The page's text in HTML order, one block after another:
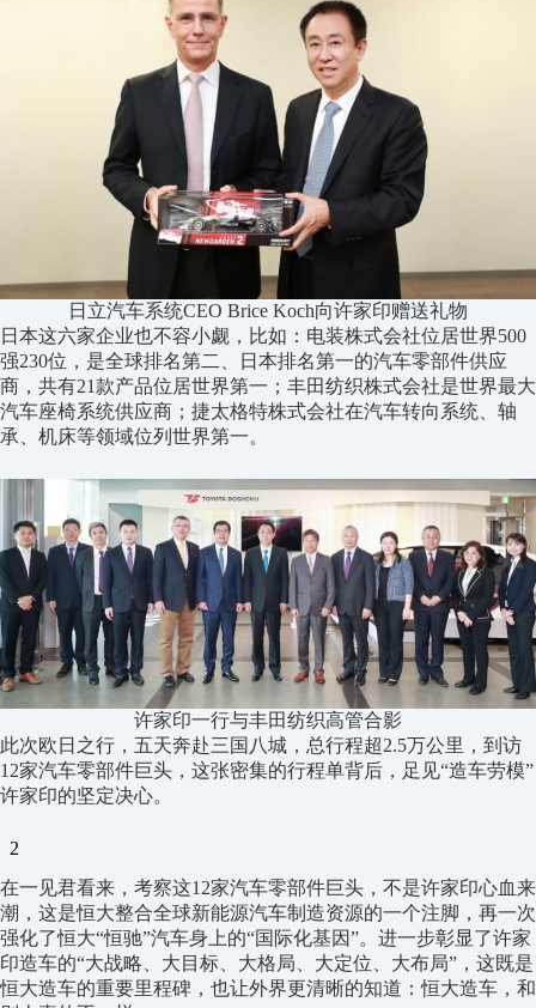
日立汽车系统CEO Brice Koch向许家印赠送礼物
日本这六家企业也不容小觑，比如：电装株式会社位居世界500
强230位，是全球排名第二、日本排名第一的汽车零部件供应
商，共有21款产品位居世界第一；丰田纺织株式会社是世界最大
汽车座椅系统供应商；捷太格特株式会社在汽车转向系统、轴
承、机床等领域位列世界第一。
许家印一行与丰田纺织高管合影
此次欧日之行，五天奔赴三国八城，总行程超2.5万公里，到访
12家汽车零部件巨头，这张密集的行程单背后，足见“造车劳模”
许家印的坚定决心。
2
在一见君看来，考察这12家汽车零部件巨头，不是许家印心血来
潮，这是恒大整合全球新能源汽车制造资源的一个注脚，再一次
强化了恒大“恒驰”汽车身上的“国际化基因”。进一步彰显了许家
印造车的“大战略、大目标、大格局、大定位、大布局”，这既是
恒大造车的重要里程碑，也让外界更清晰的知道：恒大造车，和